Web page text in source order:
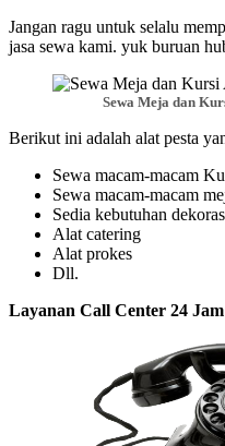
Jangan ragu untuk selalu
jasa sewa kami. yuk buruan
Sewa Meja dan
Berikut ini adalah alat pesta
Sewa macam-macam
Sewa macam-macam
Sedia kebutuhan
Alat catering
Alat prokes
Dll.
Layanan Call Center 24 Jam